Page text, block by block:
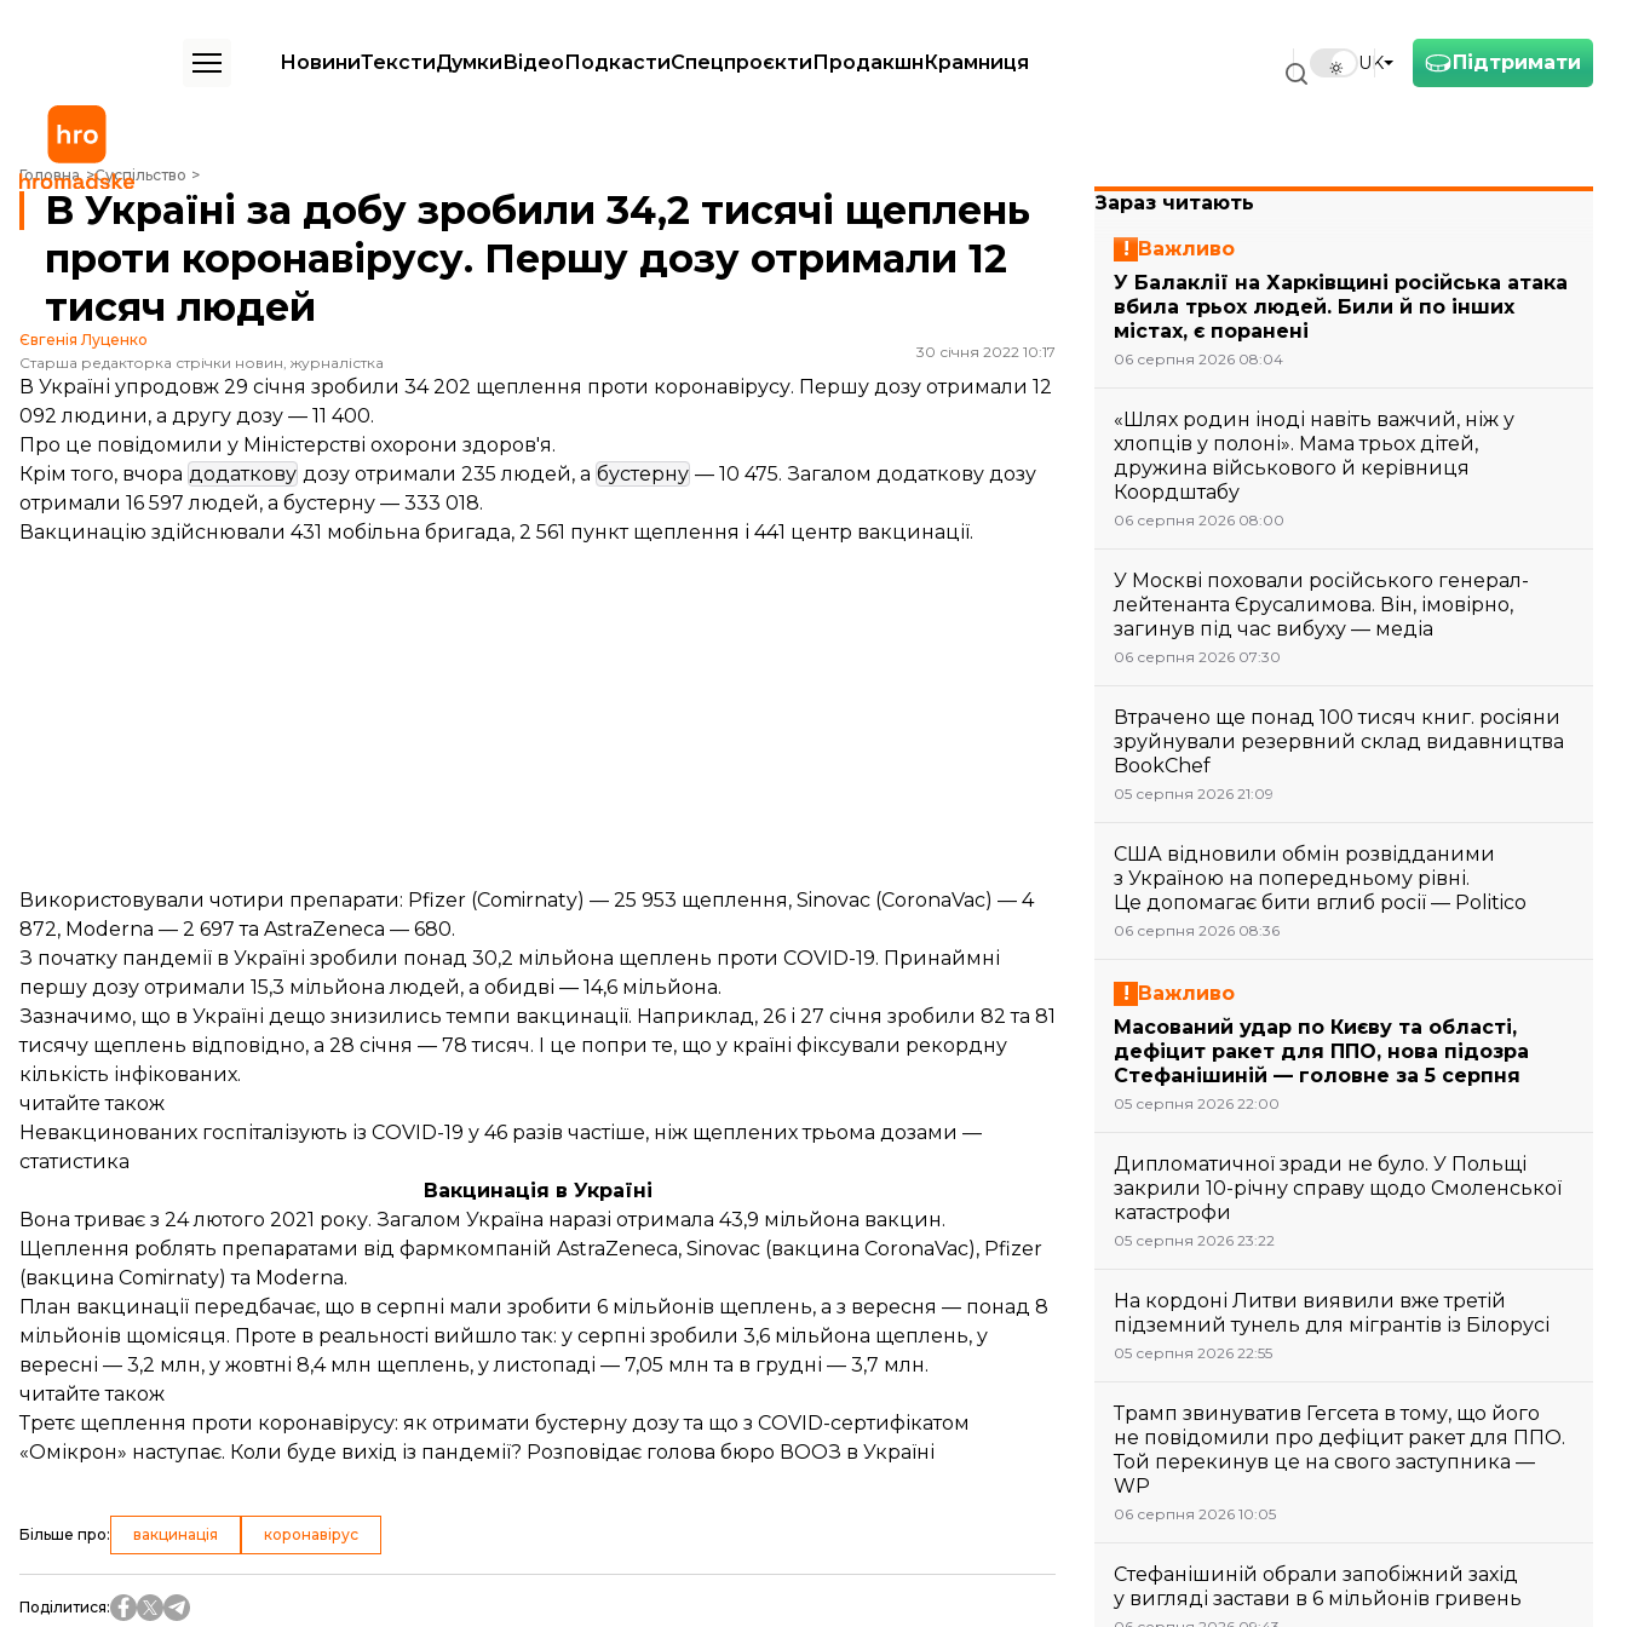
Підтримати
UK
НовиниТекстиДумкиВідеоПодкастиСпецпроєктиПродакшнКрамниця
Головна Суспільство
В Україні за добу зробили 34,2 тисячі щеплень проти коронавірусу. Першу дозу отримали 12 тисяч людей
В Україні за добу зробили 34,2 тисячі щеплень
проти коронавірусу. Першу дозу отримали 12
тисяч людей
Євгенія Луценко
Старша редакторка стрічки новин, журналістка
30 січня 2022 10:17
В Україні упродовж 29 січня зробили 34 202 щеплення проти коронавірусу. Першу дозу отримали 12
092 людини, а другу дозу — 11 400.
Про це повідомили у Міністерстві охорони здоров'я.
Крім того, вчора додаткову дозу отримали 235 людей, а бустерну — 10 475. Загалом додаткову дозу
отримали 16 597 людей, а бустерну — 333 018.
Вакцинацію здійснювали 431 мобільна бригада, 2 561 пункт щеплення і 441 центр вакцинації.
Використовували чотири препарати: Pfizer (Comirnaty) — 25 953 щеплення, Sinovac (CoronaVac) — 4
872, Moderna — 2 697 та AstraZeneca — 680.
З початку пандемії в Україні зробили понад 30,2 мільйона щеплень проти COVID-19. Принаймні
першу дозу отримали 15,3 мільйона людей, а обидві — 14,6 мільйона.
Зазначимо, що в Україні дещо знизились темпи вакцинації. Наприклад, 26 і 27 січня зробили 82 та 81
тисячу щеплень відповідно, а 28 січня — 78 тисяч. І це попри те, що у країні фіксували рекордну
кількість інфікованих.
читайте також
Невакцинованих госпіталізують із COVID-19 у 46 разів частіше, ніж щеплених трьома дозами —
статистика
Вакцинація в Україні
Вона триває з 24 лютого 2021 року. Загалом Україна наразі отримала 43,9 мільйона вакцин.
Щеплення роблять препаратами від фармкомпаній AstraZeneca, Sinovac (вакцина CoronaVac), Pfizer
(вакцина Comirnaty) та Moderna.
План вакцинації передбачає, що в серпні мали зробити 6 мільйонів щеплень, а з вересня — понад 8
мільйонів щомісяця. Проте в реальності вийшло так: у серпні зробили 3,6 мільйона щеплень, у
вересні — 3,2 млн, у жовтні 8,4 млн щеплень, у листопаді — 7,05 млн та в грудні — 3,7 млн.
читайте також
Третє щеплення проти коронавірусу: як отримати бустерну дозу та що з COVID-сертифікатом
«Омікрон» наступає. Коли буде вихід із пандемії? Розповідає голова бюро ВООЗ в Україні
Більше про: вакцинація коронавірус
Поділитися:
Зараз читають
Важливо
У Балаклії на Харківщині російська атака
вбила трьох людей. Били й по інших
містах, є поранені
06 серпня 2026 08:04
«Шлях родин іноді навіть важчий, ніж у
хлопців у полоні». Мама трьох дітей,
дружина військового й керівниця
Коордштабу
06 серпня 2026 08:00
У Москві поховали російського генерал-
лейтенанта Єрусалимова. Він, імовірно,
загинув під час вибуху — медіа
06 серпня 2026 07:30
Втрачено ще понад 100 тисяч книг. росіяни
зруйнували резервний склад видавництва
BookChef
05 серпня 2026 21:09
США відновили обмін розвідданими
з Україною на попередньому рівні.
Це допомагає бити вглиб росії — Politico
06 серпня 2026 08:36
Важливо
Масований удар по Києву та області,
дефіцит ракет для ППО, нова підозра
Стефанішиній — головне за 5 серпня
05 серпня 2026 22:00
Дипломатичної зради не було. У Польщі
закрили 10-річну справу щодо Смоленської
катастрофи
05 серпня 2026 23:22
На кордоні Литви виявили вже третій
підземний тунель для мігрантів із Білорусі
05 серпня 2026 22:55
Трамп звинуватив Гегсета в тому, що його
не повідомили про дефіцит ракет для ППО.
Той перекинув це на свого заступника —
WP
06 серпня 2026 10:05
Стефанішиній обрали запобіжний захід
у вигляді застави в 6 мільйонів гривень